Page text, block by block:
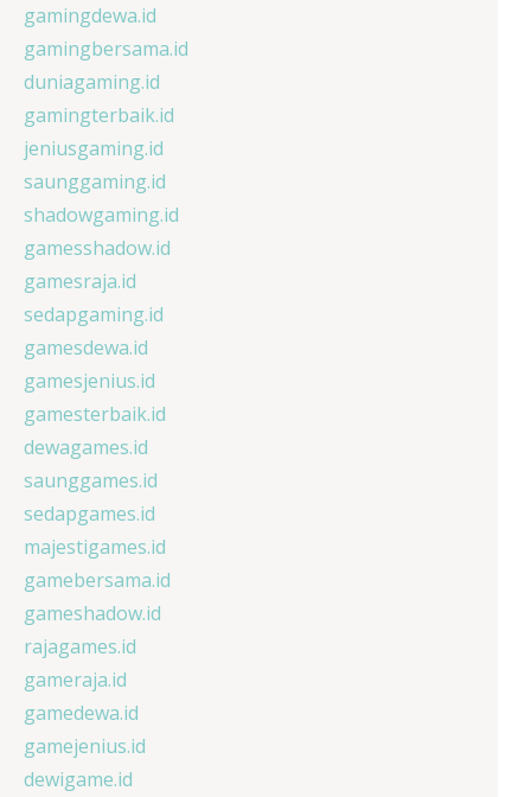
gamingdewa.id
gamingbersama.id
duniagaming.id
gamingterbaik.id
jeniusgaming.id
saunggaming.id
shadowgaming.id
gamesshadow.id
gamesraja.id
sedapgaming.id
gamesdewa.id
gamesjenius.id
gamesterbaik.id
dewagames.id
saunggames.id
sedapgames.id
majestigames.id
gamebersama.id
gameshadow.id
rajagames.id
gameraja.id
gamedewa.id
gamejenius.id
dewigame.id